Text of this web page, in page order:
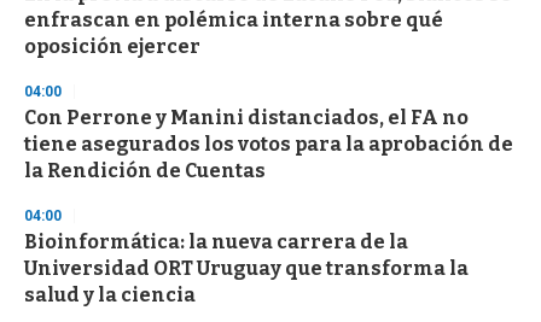
enfrascan en polémica interna sobre qué
oposición ejercer
04:00
Con Perrone y Manini distanciados, el FA no
tiene asegurados los votos para la aprobación de
la Rendición de Cuentas
04:00
Bioinformática: la nueva carrera de la
Universidad ORT Uruguay que transforma la
salud y la ciencia